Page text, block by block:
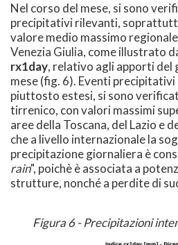
Nel corso del mese, si sono
precipitativi rilevanti,
valore medio massimo
Venezia Giulia, come illustrato
rx1day, relativo agli apporti del
mese (fig. 6). Eventi
piuttosto estesi, si sono
tirrenico, con valori massimi
aree della Toscana, del Lazio e
che a livello internazionale la
precipitazione giornaliera è
rain", poichè è associata a
strutture, nonché a perdite di
Figura 6 - Precipitazioni